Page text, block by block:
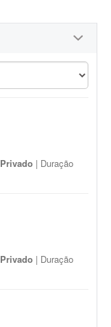
Privado | Duração
Privado | Duração